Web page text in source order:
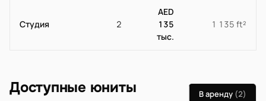
Студия 2
AED
135
тыс.
1 135 ft²
Доступные юниты В аренду (2)